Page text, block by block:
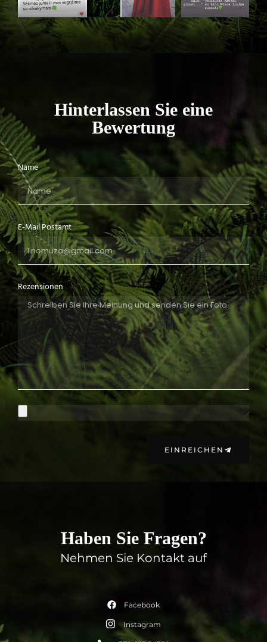
Hinterlassen Sie eine
Bewertung
Name
E-Mail Postamt
Rezensionen
EINREICHEN
Haben Sie Fragen?
Nehmen Sie Kontakt auf
Facebook
Instagram